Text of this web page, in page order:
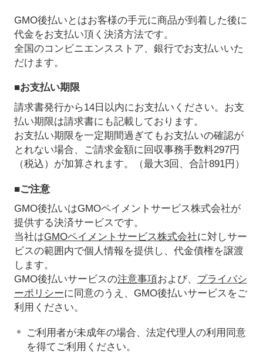
GMO後払いとはお客様の手元に商品が到着した後に
代金をお支払い頂く決済方法です。
全国のコンビニエンスストア、銀行でお支払いいた
だけます。
■お支払い期限
請求書発行から14日以内にお支払いください。お支
払い期限は請求書にも記載しております。
お支払い期限を一定期間過ぎてもお支払いの確認が
とれない場合、ご請求金額に回収事務手数料297円
（税込）が加算されます。（最大3回、合計891円）
■ご注意
GMO後払いはGMOペイメントサービス株式会社が
提供する決済サービスです。
当社はGMOペイメントサービス株式会社に対しサー
ビスの範囲内で個人情報を提供し、代金債権を譲渡
します。
GMO後払いサービスの注意事項および、 プライバシ
ーポリシーに同意のうえ、GMO後払いサービスをご
利用ください。
ご利用者が未成年の場合、法定代理人の利用同意
を得てご利用ください。